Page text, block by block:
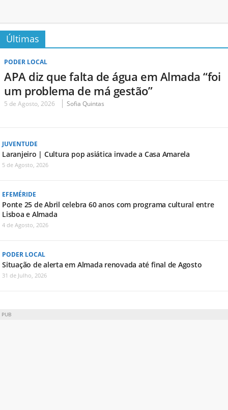
Últimas
PODER LOCAL
APA diz que falta de água em Almada “foi
um problema de má gestão”
5 de Agosto, 2026 Sofia Quintas
JUVENTUDE
Laranjeiro | Cultura pop asiática invade a Casa Amarela
5 de Agosto, 2026
EFEMÉRIDE
Ponte 25 de Abril celebra 60 anos com programa cultural entre
Lisboa e Almada
4 de Agosto, 2026
PODER LOCAL
Situação de alerta em Almada renovada até final de Agosto
31 de Julho, 2026
PUB